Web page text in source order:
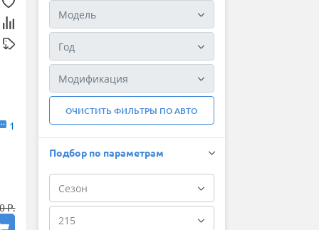
1
Р.
ОЧИСТИТЬ ФИЛЬТРЫ ПО АВТО
Подбор по параметрам